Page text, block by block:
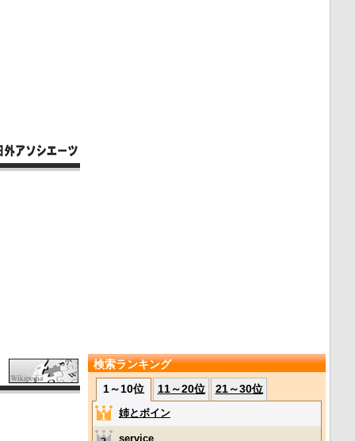
検索ランキング
1～10位
11～20位 21～30位
姉とボイン
service